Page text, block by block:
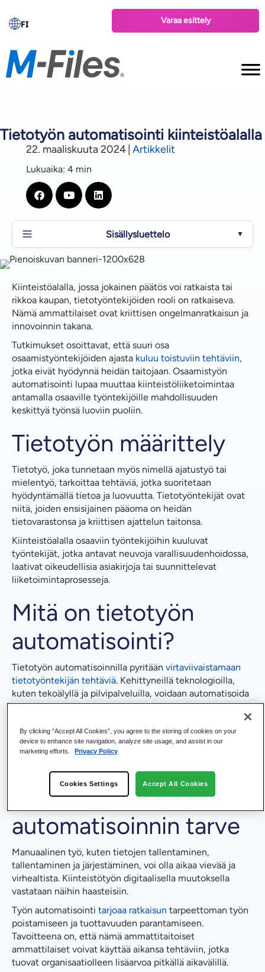
FI Varaa esittely
Tietotyön automatisointi kiinteistöalalla
22. maaliskuuta 2024 Artikkelit
Lukuaika: 4 min
Sisällysluettelo ▼
Tietotyön määrittely
Mitä on tietotyön automatisointi?
Tietotyön automatisoinnin tarve
Työn automatisoinnin ja kiinteistöjen tulevaisuus
Federal Realty Asiakirjojen hallinta
Kiinteistöviranomaisten tietohallinto
Kiinteistöjen tulevaisuus tietotyön automatisoinnin
FAQ
Kiinteistöalalla, jossa jokainen päätös voi ratkaista tai
rikkoa kaupan, tietotyöntekijöiden rooli on ratkaiseva.
Nämä ammattilaiset ovat kriittisen ongelmanratkaisun ja
innovoinnin takana.
Tutkimukset osoittavat, että suuri osa
osaamistyöntekijöiden ajasta kuluu toistuviin tehtäviin,
jotka eivät hyödynnä heidän taitojaan. Osaamistyön
automatisointi lupaa muuttaa kiinteistöliiketoimintaa
antamalla osaaville työntekijöille mahdollisuuden
keskittyä työnsä luoviin puoliin.
Tietotyön määrittely
Tietotyö, joka tunnetaan myös nimellä ajatustyö tai
mielentyö, tarkoittaa tehtäviä, jotka suoritetaan
hyödyntämällä tietoa ja luovuutta. Tietotyöntekijät ovat
niitä, joiden ensisijainen pääoma on heidän
tietovarastonsa ja kriittisen ajattelun taitonsa.
Kiinteistöalalla osaaviin työntekijöihin kuuluvat
työntekijät, jotka antavat neuvoja varallisuudenhoidossa,
laativat oikeudellisia asiakirjoja tai suunnittelevat
liiketoimintaprosesseja.
Mitä on tietotyön
automatisointi?
Tietotyön automatisoinnilla pyritään virtaviivaistamaan
tietotyöntekijän tehtäviä. Kehittyneillä teknologioilla,
kuten tekoälyllä ja pilvipalveluilla, voidaan automatisoida
tehtäviä ja tehostaa tietotyötä.
tietojen analysointi, korkean tason päätöksenteko ja
monimutkaisten ongelmien ratkaiseminen kuuluvat
Tietotyön
automatisoinnin tarve
Manuaalinen työ, kuten tietojen tallentaminen,
tallentaminen ja järjestäminen, voi olla aikaa vievää ja
virhealtista. Kiinteistötyön digitaalisella muutoksella
vastataan näihin haasteisiin.
Työn automatisointi tarjoaa ratkaisun tarpeettoman työn
poistamiseen ja tuottavuuden parantamiseen.
Tavoitteena on, että nämä ammattitaitoiset
ammattilaiset voivat käyttää aikansa tehtäviin, jotka
tuovat organisaatiolleen lisäarvoa pitkällä aikavälillä.
By clicking “Accept All Cookies”, you agree to the storing of cookies on your
device to enhance site navigation, analyze site usage, and assist in our
marketing efforts.
Privacy Policy
Cookies Settings Accept All Cookies